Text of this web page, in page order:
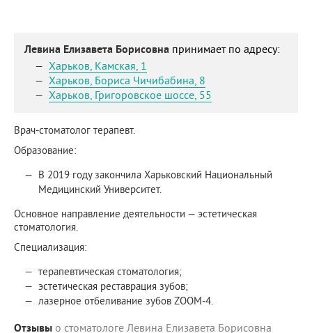
Левина Елизавета Борисовна принимает по адресу:
Харьков, Камская, 1
Харьков, Бориса Чичибабина, 8
Харьков, Григоровское шоссе, 55
Врач-стоматолог терапевт.
Образование:
В 2019 году закончила Харьковский Национальный
Медицинский Университет.
Основное направление деятельности — эстетическая
стоматология.
Специализация:
терапевтическая стоматология;
эстетическая реставрация зубов;
лазерное отбеливание зубов ZOOM-4.
Отзывы о стоматологе Левина Елизавета Борисовна